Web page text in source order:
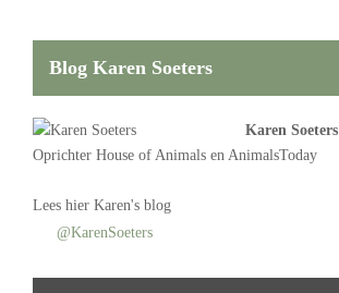
Blog Karen Soeters
Karen Soeters
Oprichter House of Animals en AnimalsToday
Lees hier Karen's blog
@KarenSoeters